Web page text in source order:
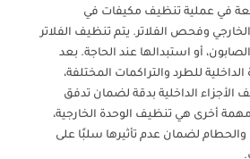
في عملية تنظيف مكيفات في
وفحص الفلاتر. يتم تنظيف الفلاتر
أو استبدالها عند الحاجة. بعد
للطرد والتراكمات المختلفة،
الأجزاء الداخلية بدقة لضمان تدفق
أخرى هي تنظيف الوحدة الخارجية،
والحطام لضمان عدم تأثيرها سلبًا على